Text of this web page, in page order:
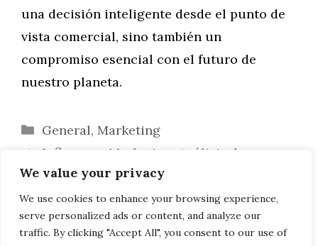
We value your privacy
We use cookies to enhance your browsing experience,
serve personalized ads or content, and analyze our
traffic. By clicking "Accept All", you consent to our use of
una decisión inteligente desde el punto de
vista comercial, sino también un
compromiso esencial con el futuro de
nuestro planeta.
Categorías
General, Marketing
Influencer Marketing: Análisis de su
Eficacia y Mejores Prácticas
Inteligencia Artificial en Publicidad:
Cambiando las Reglas del Juego